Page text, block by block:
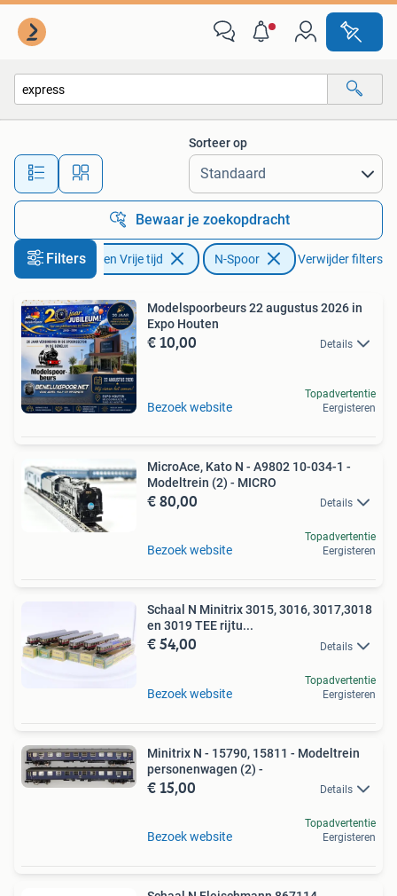
Alle afstanden…
Sorteer op
Bewaar je zoekopdracht
FiltersHobby en Vrije tijd N-Spoor Verwijder filters
Modelspoorbeurs 22 augustus 2026 in
Expo Houten
€ 10,00 Details
Bezoek website
Topadvertentie
Eergisteren
MicroAce, Kato N - A9802 10-034-1 -
Modeltrein (2) - MICRO
€ 80,00 Details
Bezoek website
Topadvertentie
Eergisteren
Schaal N Minitrix 3015, 3016, 3017,3018
en 3019 TEE rijtu...
€ 54,00 Details
Bezoek website
Topadvertentie
Eergisteren
Minitrix N - 15790, 15811 - Modeltrein
personenwagen (2) -
€ 15,00 Details
Bezoek website
Topadvertentie
Eergisteren